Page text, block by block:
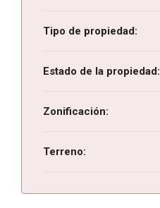
Tipo de propiedad:
Estado de la propiedad:
Zonificación:
Terreno: